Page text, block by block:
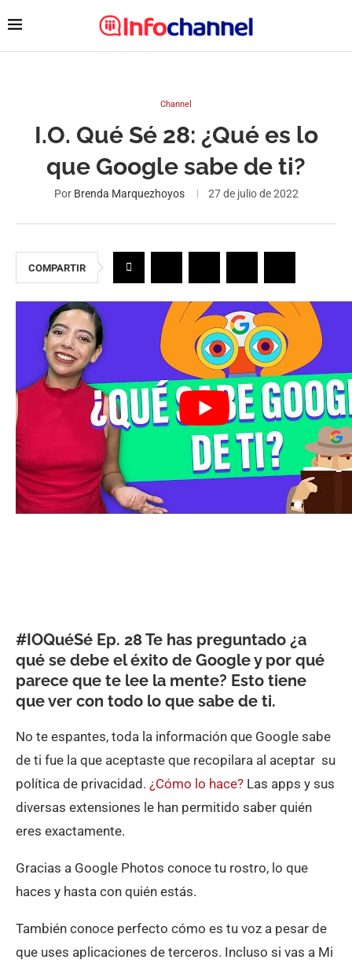
Channel
I.O. Qué Sé 28: ¿Qué es lo
que Google sabe de ti?
Por Brenda Marquezhoyos 27 de julio de 2022
COMPARTIR
#IOQuéSé Ep. 28 Te has preguntado ¿a
qué se debe el éxito de Google y por qué
parece que te lee la mente? Esto tiene
que ver con todo lo que sabe de ti.
No te espantes, toda la información que Google sabe
de ti fue la que aceptaste que recopilara al aceptar su
política de privacidad. ¿Cómo lo hace? Las apps y sus
diversas extensiones le han permitido saber quién
eres exactamente.
Gracias a Google Photos conoce tu rostro, lo que
haces y hasta con quién estás.
También conoce perfecto cómo es tu voz a pesar de
que uses aplicaciones de terceros. Incluso si vas a Mi